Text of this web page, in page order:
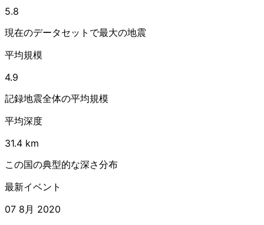
5.8
現在のデータセットで最大の地震
平均規模
4.9
記録地震全体の平均規模
平均深度
31.4 km
この国の典型的な深さ分布
最新イベント
07 8月 2020